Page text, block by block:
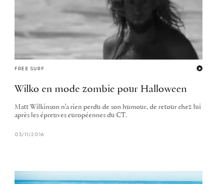
FREE SURF
Wilko en mode zombie pour Halloween
Matt Wilkinson n'a rien perdu de son humour, de retour chez lui
après les épreuves européennes du CT.
03/11/2016